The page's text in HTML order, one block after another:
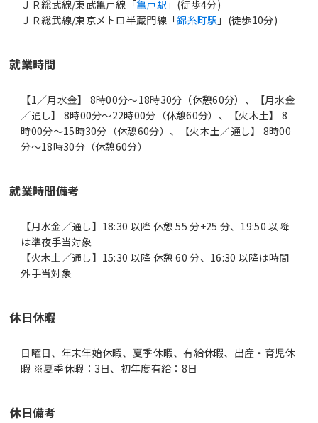
ＪＲ総武線/東武亀戸線「亀戸駅 」(徒歩4分)
ＪＲ総武線/東京メトロ半蔵門線「錦糸町駅 」(徒歩10分)
就業時間
【1／月水金】 8時00分〜18時30分（休憩60分）、【月水金
／通し】 8時00分〜22時00分（休憩60分）、【火木土】 8
時00分〜15時30分（休憩60分）、【火木土／通し】 8時00
分〜18時30分（休憩60分）
就業時間備考
【月水金／通し】18:30 以降 休憩 55 分+25 分、19:50 以降
は準夜手当対象
【火木土／通し】15:30 以降 休憩 60 分、16:30 以降は時間
休日休暇
日曜日、年末年始休暇、夏季休暇、有給休暇、出産・育児休
暇 ※夏季休暇：3日、初年度有給：8日
休日備考